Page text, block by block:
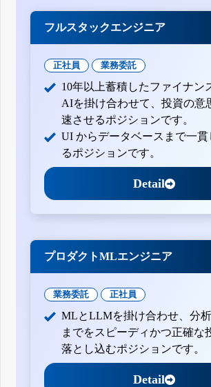
フルスタックエンジニア
正社員 業務委託
10年以上蓄積したファイナン
AIを掛け合わせて、投資の意
速させるポジションです。
UI からデータベースまで一
るポジションです。
Detail
プロダクトMLエンジニア
業務委託 正社員
MLとLLMを掛け合わせ、分
までをスピーディかつ正確な
落とし込むポジションです。
Detail